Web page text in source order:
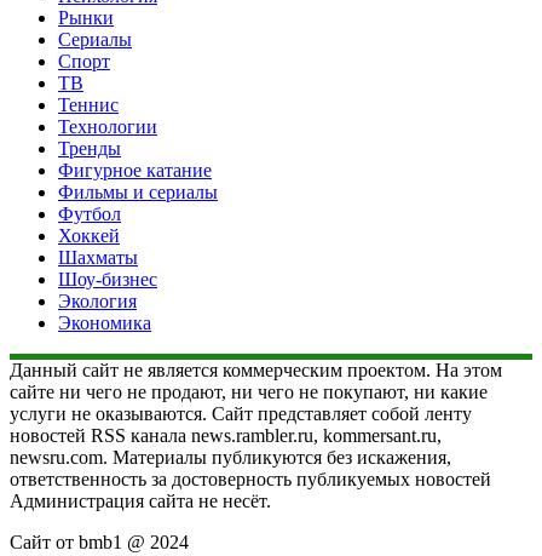
Рынки
Сериалы
Спорт
ТВ
Теннис
Технологии
Тренды
Фигурное катание
Фильмы и сериалы
Футбол
Хоккей
Шахматы
Шоу-бизнес
Экология
Экономика
Данный сайт не является коммерческим проектом. На этом
сайте ни чего не продают, ни чего не покупают, ни какие
услуги не оказываются. Сайт представляет собой ленту
новостей RSS канала news.rambler.ru, kommersant.ru,
newsru.com. Материалы публикуются без искажения,
ответственность за достоверность публикуемых новостей
Администрация сайта не несёт.
Сайт от bmb1 @ 2024